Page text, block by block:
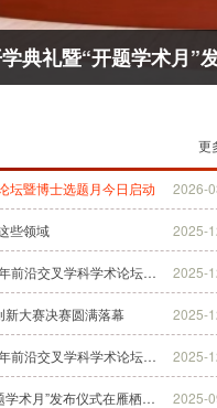
典礼暨“开题学术月”
2026-
坛暨博士选题月今日启动
2025-
些领域
2025-
智慧交融，硕果累累 | 中国科学院大学2025年前沿交叉学科学术论坛圆满闭幕！
2025-
新大赛决赛圆满落幕
2025-
交叉前沿，汇智未来 | 中国科学院大学2025年前沿交叉学科学术论坛隆重开幕！
2025-
国科大交叉学院2025级新生开学典礼暨“开题学术月”发布仪式在雁栖湖校区举行
更